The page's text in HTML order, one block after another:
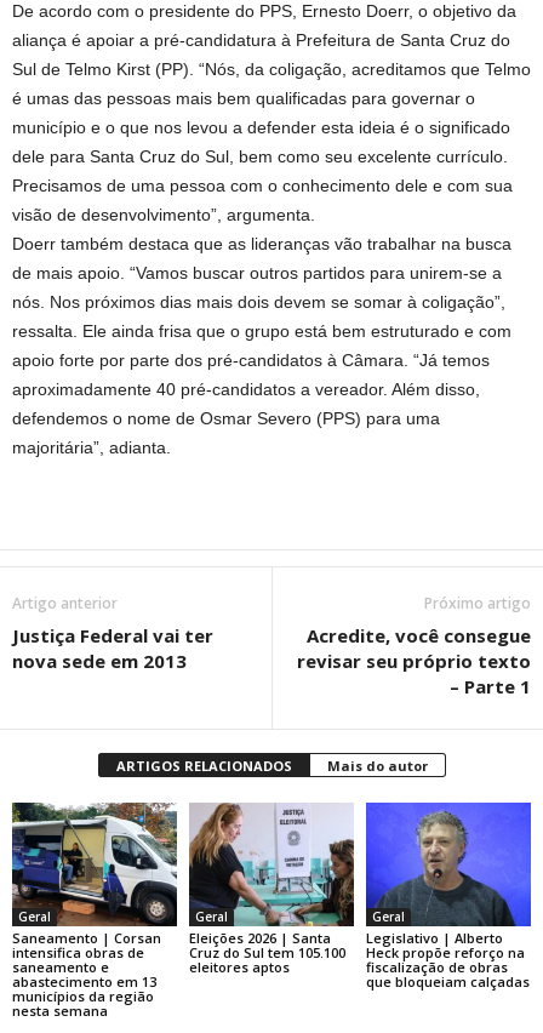
De acordo com o presidente do PPS, Ernesto Doerr, o objetivo da
aliança é apoiar a pré-candidatura à Prefeitura de Santa Cruz do
Sul de Telmo Kirst (PP). “Nós, da coligação, acreditamos que Telmo
é umas das pessoas mais bem qualificadas para governar o
município e o que nos levou a defender esta ideia é o significado
dele para Santa Cruz do Sul, bem como seu excelente currículo.
Precisamos de uma pessoa com o conhecimento dele e com sua
visão de desenvolvimento”, argumenta.
Doerr também destaca que as lideranças vão trabalhar na busca
de mais apoio. “Vamos buscar outros partidos para unirem-se a
nós. Nos próximos dias mais dois devem se somar à coligação”,
ressalta. Ele ainda frisa que o grupo está bem estruturado e com
apoio forte por parte dos pré-candidatos à Câmara. “Já temos
aproximadamente 40 pré-candidatos a vereador. Além disso,
defendemos o nome de Osmar Severo (PPS) para uma
majoritária”, adianta.
Artigo anterior
Justiça Federal vai ter
nova sede em 2013
Próximo artigo
Acredite, você consegue
revisar seu próprio texto
– Parte 1
ARTIGOS RELACIONADOS Mais do autor
Geral
Saneamento | Corsan
intensifica obras de
saneamento e
abastecimento em 13
municípios da região
nesta semana
Geral
Eleições 2026 | Santa
Cruz do Sul tem 105.100
eleitores aptos
Geral
Legislativo | Alberto
Heck propõe reforço na
fiscalização de obras
que bloqueiam calçadas